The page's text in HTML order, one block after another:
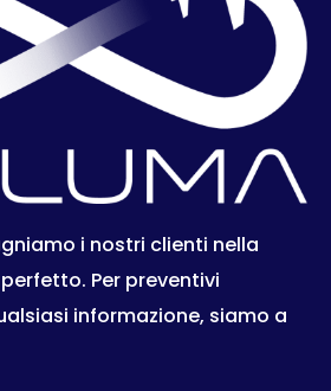
i nostri clienti nella
Per preventivi
informazione, siamo a